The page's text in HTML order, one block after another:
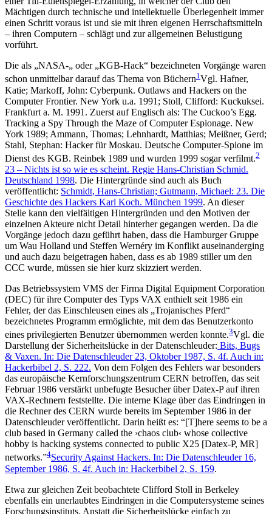
Mächtigen durch technische und intellektuelle Überlegenheit immer
einen Schritt voraus ist und sie mit ihren eigenen Herrschaftsmitteln
– ihren Computern – schlägt und zur allgemeinen Belustigung
vorführt.
Die als „NASA-„ oder „KGB-Hack“ bezeichneten Vorgänge waren
schon unmittelbar darauf das Thema von Büchern1Vgl. Hafner,
Katie; Markoff, John: Cyberpunk. Outlaws and Hackers on the
Computer Frontier. New York u.a. 1991; Stoll, Clifford: Kuckuksei.
Frankfurt a. M. 1991. Zuerst auf Englisch als: The Cuckoo’s Egg.
Tracking a Spy Through the Maze of Computer Espionage. New
York 1989; Ammann, Thomas; Lehnhardt, Matthias; Meißner, Gerd;
Stahl, Stephan: Hacker für Moskau. Deutsche Computer-Spione im
Dienst des KGB. Reinbek 1989 und wurden 1999 sogar verfilmt.2
23 – Nichts ist so wie es scheint. Regie Hans-Christian Schmid.
Deutschland 1998. Die Hintergründe sind auch als Buch
veröffentlicht: Schmidt, Hans-Christian; Gutmann, Michael: 23. Die
Geschichte des Hackers Karl Koch. München 1999. An dieser
Stelle kann den vielfältigen Hintergründen und den Motiven der
einzelnen Akteure nicht Detail hinterher gegangen werden. Da die
Vorgänge jedoch dazu geführt haben, dass die Hamburger Gruppe
um Wau Holland und Steffen Wernéry im Konflikt auseinanderging
und auch dazu beigetragen haben, dass es ab 1989 stiller um den
CCC wurde, müssen sie hier kurz skizziert werden.
Das Betriebssystem VMS der Firma Digital Equipment Corporation
(DEC) für ihre Computer des Typs VAX enthielt seit 1986 ein
Fehler, der das Einschleusen eines als „Trojanisches Pferd“
bezeichnetes Programm ermöglichte, mit dem das Benutzerkonto
eines privilegierten Benutzer übernommen werden konnte.3Vgl. die
Darstellung der Sicherheitslücke in der Datenschleuder: Bits, Bugs
& Vaxen. In: Die Datenschleuder 23, Oktober 1987, S. 4f. Auch in:
Hackerbibel 2, S. 222. Von dem Folgen des Fehlers war besonders
das europäische Kernforschungszentrum CERN betroffen, das seit
Februar 1986 verstärkt unbefugte Besucher über Datex-P auf ihren
VAX-Rechnern feststellte. Die interne Klage über das Eindringen in
die Rechner des CERN wurde bereits im September 1986 in der
Datenschleuder veröffentlicht. Darin heißt es: “[T]here seems to be a
club based in Germany called the ›chaos club‹ whose collective
hobby is hacking systems connected to public X25 [Datex-P, MR]
networks.”4Security Against Hackers. In: Die Datenschleuder 16,
September 1986, S. 4f. Auch in: Hackerbibel 2, S. 159.
Etwa zur gleichen Zeit beobachtete Clifford Stoll in Berkeley
ebenfalls ein unerlaubtes Eindringen in die Computersysteme seines
Forschungsinstituts. Anstatt die Sicherheitslücke einfach zu